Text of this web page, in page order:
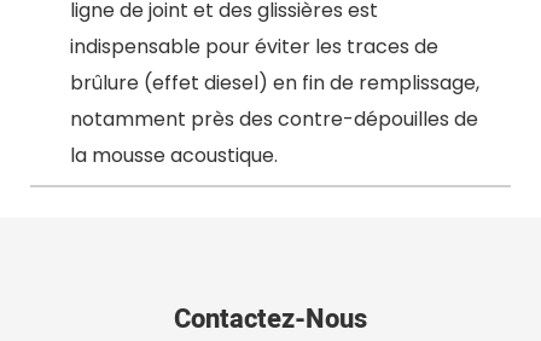
ligne de joint et des glissières est
indispensable pour éviter les traces de
brûlure (effet diesel) en fin de remplissage,
notamment près des contre-dépouilles de
la mousse acoustique.
Contactez-Nous